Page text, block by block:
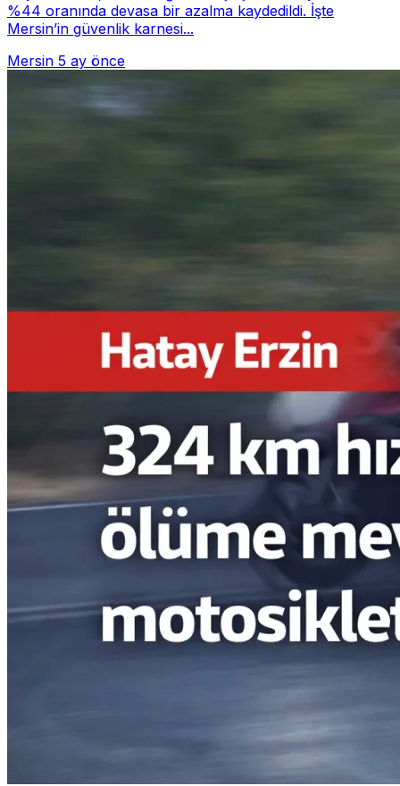
%44 oranında devasa bir azalma kaydedildi. İşte
Mersin’in güvenlik karnesi...
Mersin 5 ay önce